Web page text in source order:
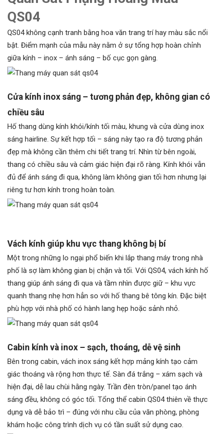
QS04
QS04 không cạnh tranh bằng hoa văn trang trí hay màu sắc nổi
bật. Điểm mạnh của mẫu này nằm ở sự tổng hợp hoàn chỉnh
giữa kính – inox – ánh sáng – bố cục gọn gàng.
Cửa kính inox sáng – tương phản đẹp, không gian có
chiều sâu
Hố thang dùng kính khói/kính tối màu, khung và cửa dùng inox
sáng hairline. Sự kết hợp tối – sáng này tạo ra độ tương phản
đẹp mà không cần thêm chi tiết trang trí. Nhìn từ bên ngoài,
thang có chiều sâu và cảm giác hiện đại rõ ràng. Kính khói vẫn
đủ để ánh sáng đi qua, không làm không gian tối hơn nhưng lại
riêng tư hơn kính trong hoàn toàn.
Vách kính giúp khu vực thang không bị bí
Một trong những lo ngại phổ biến khi lắp thang máy trong nhà
phố là sợ làm không gian bị chặn và tối. Với QS04, vách kính hố
thang giúp ánh sáng đi qua và tầm nhìn được giữ – khu vực
quanh thang nhẹ hơn hẳn so với hố thang bê tông kín. Đặc biệt
phù hợp với nhà phố có hành lang hẹp hoặc sảnh nhỏ.
Cabin kính và inox – sạch, thoáng, dễ vệ sinh
Bên trong cabin, vách inox sáng kết hợp mảng kính tạo cảm
giác thoáng và rộng hơn thực tế. Sàn đá trắng – xám sạch và
hiện đại, dễ lau chùi hằng ngày. Trần đèn tròn/panel tạo ánh
sáng đều, không có góc tối. Tổng thể cabin QS04 thiên về thực
dụng và dễ bảo trì – đúng với nhu cầu của văn phòng, phòng
khám hoặc công trình dịch vụ có tần suất sử dụng cao.